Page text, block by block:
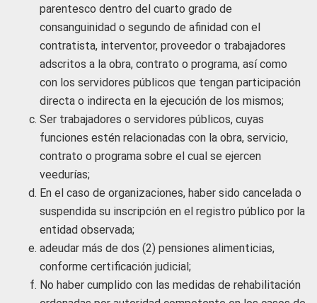
parentesco dentro del cuarto grado de
consanguinidad o segundo de afinidad con el
contratista, interventor, proveedor o trabajadores
adscritos a la obra, contrato o programa, así como
con los servidores públicos que tengan participación
directa o indirecta en la ejecución de los mismos;
Ser trabajadores o servidores públicos, cuyas
funciones estén relacionadas con la obra, servicio,
contrato o programa sobre el cual se ejercen
veedurías;
En el caso de organizaciones, haber sido cancelada o
suspendida su inscripción en el registro público por la
entidad observada;
adeudar más de dos (2) pensiones alimenticias,
conforme certificación judicial;
No haber cumplido con las medidas de rehabilitación